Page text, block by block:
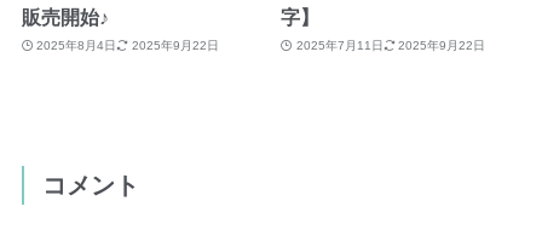
販売開始♪
2025年8月4日 2025年9月22日
字】
2025年7月11日 2025年9月22日
コメント